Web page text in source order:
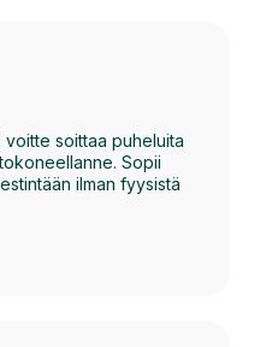
soittaa puheluita
Sopii
ilman fyysistä